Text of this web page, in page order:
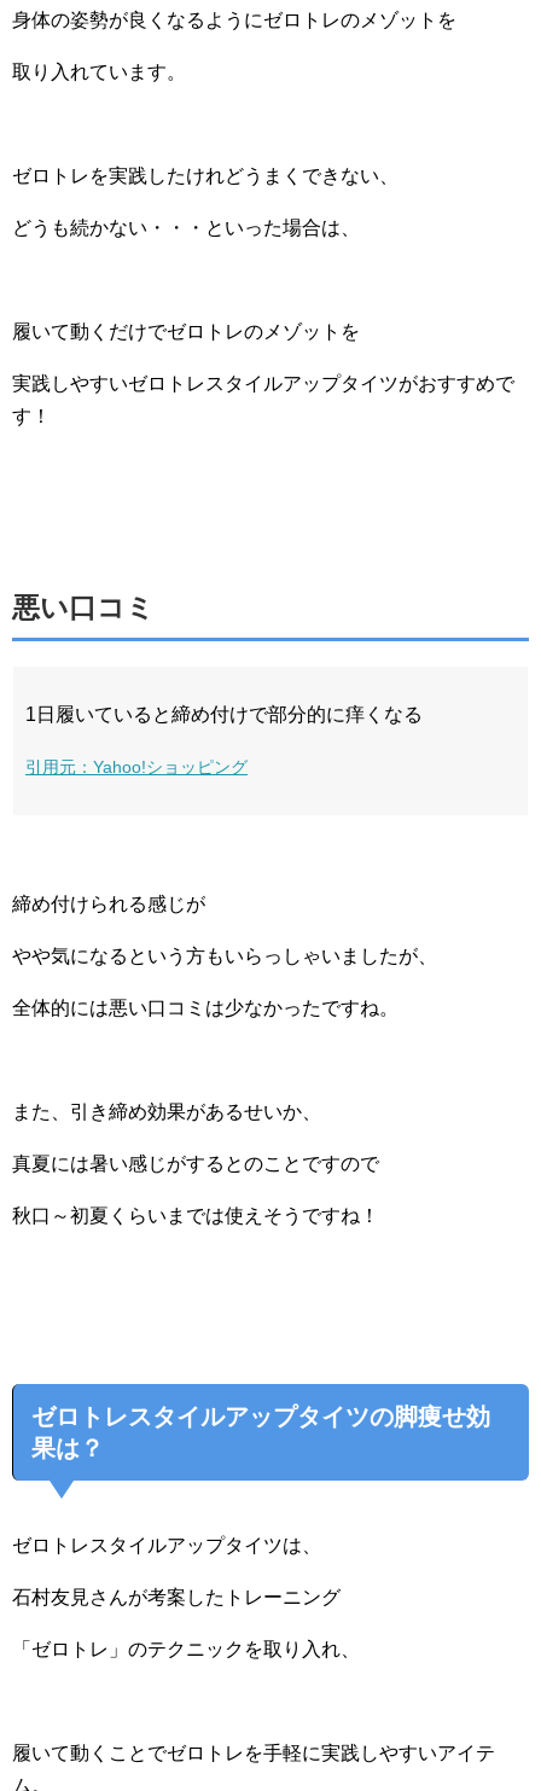
身体の姿勢が良くなるようにゼロトレのメゾットを
取り入れています。
ゼロトレを実践したけれどうまくできない、
どうも続かない・・・といった場合は、
履いて動くだけでゼロトレのメゾットを
実践しやすいゼロトレスタイルアップタイツがおすすめで
す！
悪い口コミ
1日履いていると締め付けで部分的に痒くなる
引用元：Yahoo!ショッピング
締め付けられる感じが
やや気になるという方もいらっしゃいましたが、
全体的には悪い口コミは少なかったですね。
また、引き締め効果があるせいか、
真夏には暑い感じがするとのことですので
秋口～初夏くらいまでは使えそうですね！
ゼロトレスタイルアップタイツの脚痩せ効
果は？
ゼロトレスタイルアップタイツは、
石村友見さんが考案したトレーニング
「ゼロトレ」のテクニックを取り入れ、
履いて動くことでゼロトレを手軽に実践しやすいアイテ
ム。